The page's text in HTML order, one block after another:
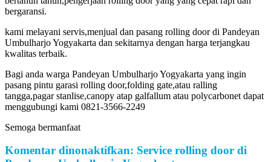
bergaransi.
kami melayani servis,menjual dan pasang rolling door di Pandeyan
Umbulharjo Yogyakarta dan sekitarnya dengan harga terjangkau
kwalitas terbaik.
Bagi anda warga Pandeyan Umbulharjo Yogyakarta yang ingin
pasang pintu garasi rolling door,folding gate,atau ralling
tangga,pagar stanlise,canopy atap galfallum atau polycarbonet dapat
menggubungi kami 0821-3566-2249
Semoga bermanfaat
Komentar dinonaktifkan: Service rolling door di